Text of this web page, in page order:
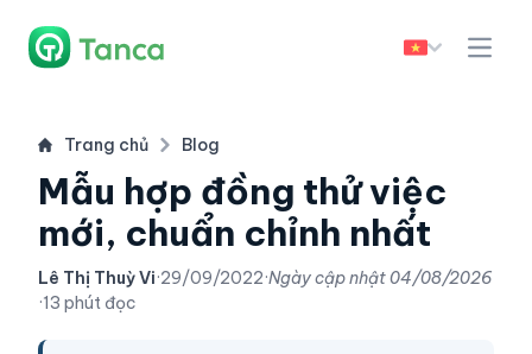
Trang chủ Blog
Mẫu hợp đồng thử việc
mới, chuẩn chỉnh nhất
Lê Thị Thuỳ Vi·29/09/2022·Ngày cập nhật04/08/2026
·13 phút đọc